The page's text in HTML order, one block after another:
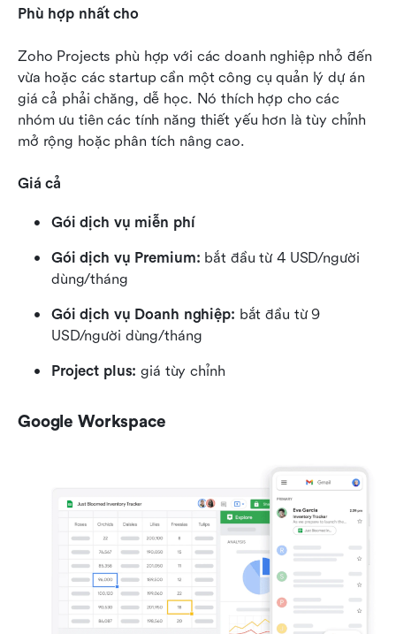
Phù hợp nhất cho
Zoho Projects phù hợp với các doanh nghiệp nhỏ đến
vừa hoặc các startup cần một công cụ quản lý dự án
giá cả phải chăng, dễ học. Nó thích hợp cho các
nhóm ưu tiên các tính năng thiết yếu hơn là tùy chỉnh
mở rộng hoặc phân tích nâng cao.
Giá cả
Gói dịch vụ miễn phí
Gói dịch vụ Premium: bắt đầu từ 4 USD/người
dùng/tháng
Gói dịch vụ Doanh nghiệp: bắt đầu từ 9
USD/người dùng/tháng
Project plus: giá tùy chỉnh
Google Workspace